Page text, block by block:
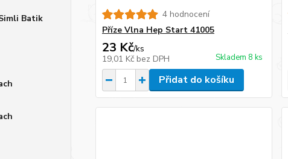
Batik
4 hodnocení
Příze Vlna Hep Start 41005
23 Kč/ks
19,01 Kč bez DPH Skladem 8 ks
Přidat do košíku